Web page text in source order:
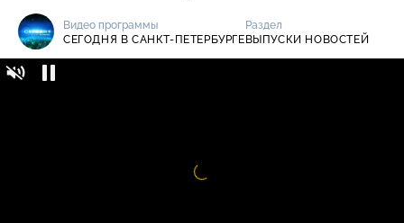
Видео программы
СЕГОДНЯ В САНКТ-ПЕТЕРБУРГЕ
Раздел
ВЫПУСКИ НОВОСТЕЙ
Видео
проигрыватель